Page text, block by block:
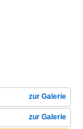
zur Galerie
zur Galerie